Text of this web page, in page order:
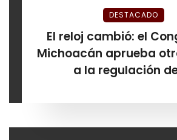
DESTACADO
El reloj cambió: el
Michoacán aprueba
a la regulación